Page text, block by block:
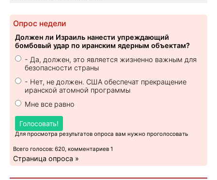
Опрос недели
Должен ли Израиль нанести упреждающий
бомбовый удар по иранским ядерным объектам?
- Да, должен, это является жизненно важным для
безопасности страны
- Нет, не должен. США обеспечат прекращение
иранской атомной программы
Мне все равно
Голосовать!
Для просмотра результатов опроса вам нужно проголосовать
Всего голосов: 620, комментариев 1
Страница опроса »